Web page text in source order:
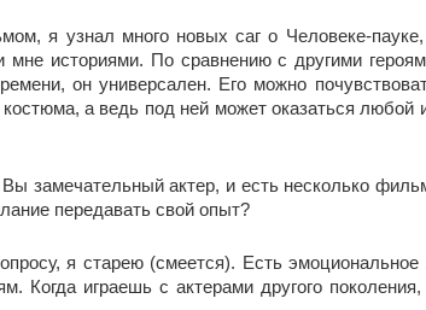
я узнал много новых саг о Человеке-
мне историями. По сравнению с другими
он универсален. Его можно
а ведь под ней может оказаться любой
замечательный актер, и есть несколько
передавать свой опыт?
я старею (смеется). Есть эмоциональное
Когда играешь с актерами другого